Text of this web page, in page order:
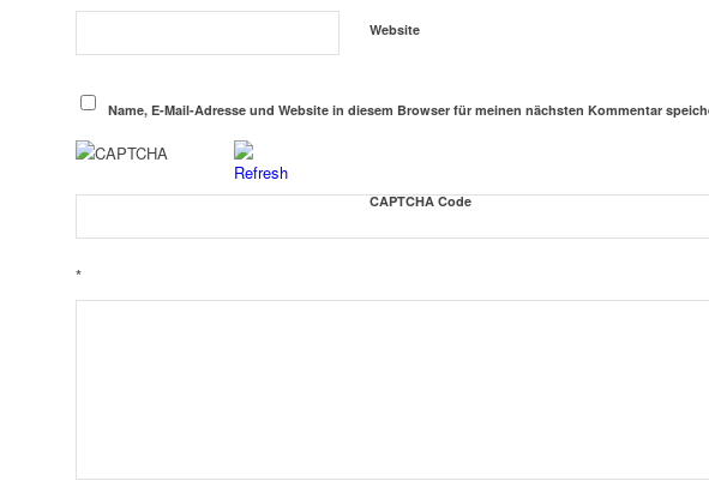
Website
Name, E-Mail-Adresse und Website in diesem Browser für meinen nächsten Kommentar
CAPTCHA Code
*